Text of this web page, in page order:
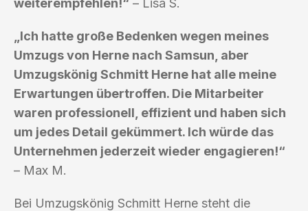
weiterempfehlen!“ – Lisa S.
„Ich hatte große Bedenken wegen meines
Umzugs von Herne nach Samsun, aber
Umzugskönig Schmitt Herne hat alle meine
Erwartungen übertroffen. Die Mitarbeiter
waren professionell, effizient und haben sich
um jedes Detail gekümmert. Ich würde das
Unternehmen jederzeit wieder engagieren!“
– Max M.
Bei Umzugskönig Schmitt Herne steht die